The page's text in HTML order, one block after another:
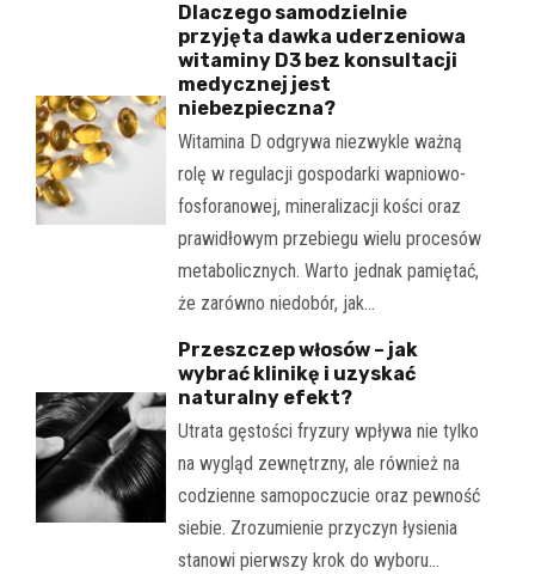
Dlaczego samodzielnie
przyjęta dawka uderzeniowa
witaminy D3 bez konsultacji
medycznej jest
niebezpieczna?
Witamina D odgrywa niezwykle ważną
rolę w regulacji gospodarki wapniowo-
fosforanowej, mineralizacji kości oraz
prawidłowym przebiegu wielu procesów
metabolicznych. Warto jednak pamiętać,
że zarówno niedobór, jak…
Przeszczep włosów – jak
wybrać klinikę i uzyskać
naturalny efekt?
Utrata gęstości fryzury wpływa nie tylko
na wygląd zewnętrzny, ale również na
codzienne samopoczucie oraz pewność
siebie. Zrozumienie przyczyn łysienia
stanowi pierwszy krok do wyboru…